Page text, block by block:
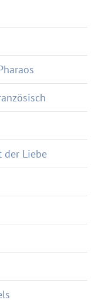
der Liebe